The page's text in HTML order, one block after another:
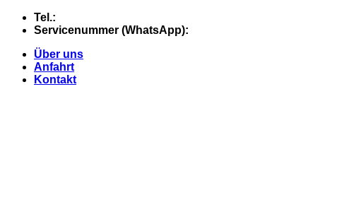
Skip
Tel.:
Servicenummer (WhatsApp):
Über uns
Anfahrt
Kontakt